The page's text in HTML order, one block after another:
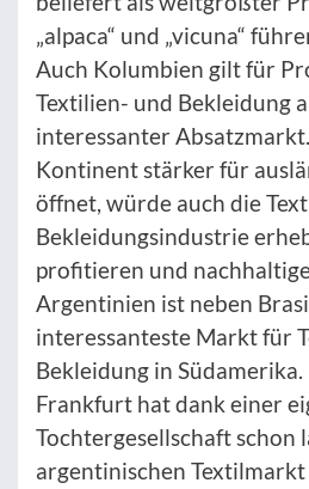
„alpaca“ und „vicuna“
Auch Kolumbien gilt für
Textilien- und Bekleidung
interessanter
Kontinent stärker für
öffnet, würde auch die
Bekleidungsindustrie
profitieren und
Argentinien ist neben
interessanteste Markt für
Bekleidung in Südamerika.
Frankfurt hat dank einer
Tochtergesellschaft schon
argentinischen